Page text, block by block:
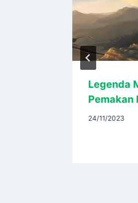
Legenda
Pemakan
24/11/2023